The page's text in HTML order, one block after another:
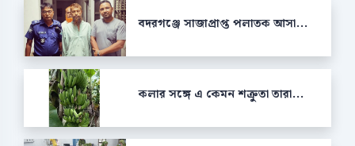
বদরগঞ্জে সাজাপ্রাপ্ত পলাতক আসা...
কলার সঙ্গে এ কেমন শক্রুতা তারা...